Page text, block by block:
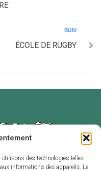
utilisons des technologies telles
informations des appareils. Le
SUIV
ÉCOLE DE RUGBY